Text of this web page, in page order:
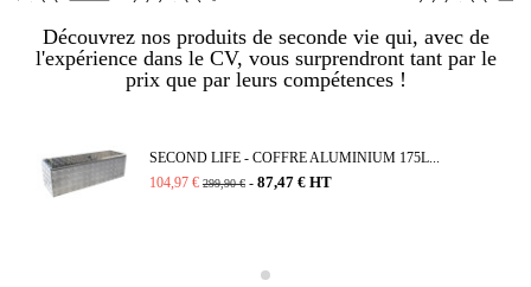
Découvrez nos produits de seconde vie qui, avec de
l'expérience dans le CV, vous surprendront tant par le
prix que par leurs compétences !
SECOND LIFE - COFFRE ALUMINIUM 175L...
104,97 € 299,90 € - 87,47 € HT